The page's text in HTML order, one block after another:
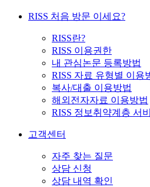
RISS 처음 방문 이세요?
RISS란?
RISS 이용권한
내 관심논문 등록방법
RISS 자료 유형별 이용
복사/대출 이용방법
해외전자자료 이용방법
RISS 정보취약계층 서
고객센터
자주 찾는 질문
상담 신청
상담 내역 확인